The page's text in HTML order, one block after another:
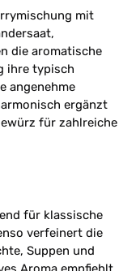
mit
die aromatische
ihre typisch
angenehme
ergänzt
für zahlreiche
für klassische
verfeinert die
Suppen und